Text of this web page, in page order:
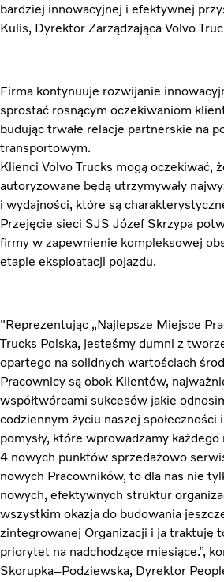
bardziej innowacyjnej i efektywnej
Kulis, Dyrektor Zarządzająca Volvo
Firma kontynuuje rozwijanie
sprostać rosnącym oczekiwaniom
budując trwałe relacje partnerskie na
transportowym.
Klienci Volvo Trucks mogą oczekiwać,
autoryzowane będą utrzymywały
i wydajności, które są
Przejęcie sieci SJS Józef Skrzypa
firmy w zapewnienie kompleksowej
etapie eksploatacji pojazdu.
"Reprezentując „Najlepsze Miejsce
Trucks Polska, jesteśmy dumni z
opartego na solidnych wartościach
Pracownicy są obok Klientów,
współtwórcami sukcesów jakie
codziennym życiu naszej społeczności
pomysły, które wprowadzamy
4 nowych punktów sprzedażowo
nowych Pracowników, to dla nas nie
nowych, efektywnych struktur
wszystkim okazja do budowania
zintegrowanej Organizacji i ja traktuję
priorytet na nadchodzące miesiące.”,
Skorupka–Podziewska, Dyrektor